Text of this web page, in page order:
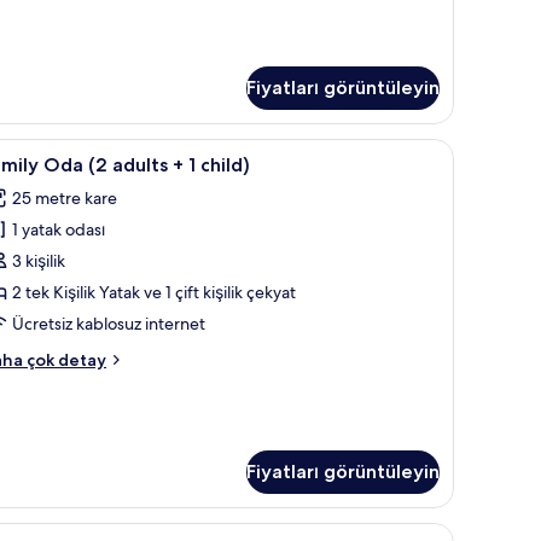
Fiyatları görüntüleyin
kablosuz İnternet Odada kasa, masa, ses yalıtımı, ücretsiz
5 Oda (2 adults + 1 child)
25 metre kare
1 yatak odası
3 kişilik
2 tek Kişilik Yatak ve 1 çift kişilik çekyat
Ücretsiz kablosuz internet
çok detay
Fiyatları görüntüleyin
kablosuz İnternet Odada kasa, masa, ses yalıtımı, ücretsiz